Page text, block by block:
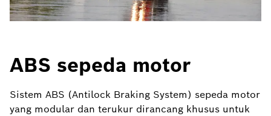
ABS sepeda motor
Sistem ABS (Antilock Braking System) sepeda motor
yang modular dan terukur dirancang khusus untuk